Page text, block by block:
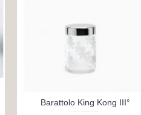
Barattolo King Kong III°